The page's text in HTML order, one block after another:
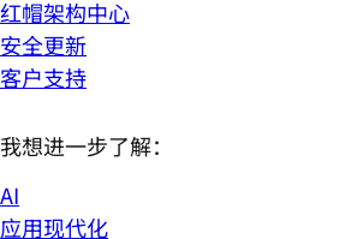
红帽架构中心
安全更新
客户支持
我想进一步了解：
AI
应用现代化